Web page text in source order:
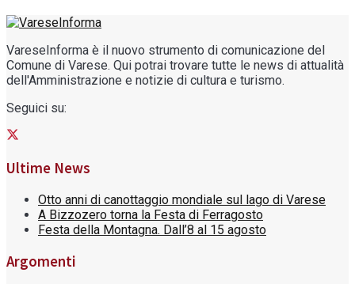
VareseInforma è il nuovo strumento di comunicazione del
Comune di Varese. Qui potrai trovare tutte le news di attualità
dell'Amministrazione e notizie di cultura e turismo.
Seguici su:
Ultime News
Otto anni di canottaggio mondiale sul lago di Varese
A Bizzozero torna la Festa di Ferragosto
Festa della Montagna. Dall’8 al 15 agosto
Argomenti